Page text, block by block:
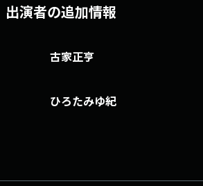
出演者の追加情報
古家正亨
ひろたみゆ紀